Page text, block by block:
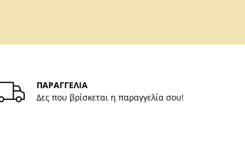
ΠΑΡΑΓΓΕΛΙΑ
Δες που βρίσκεται η παραγγελία σου!